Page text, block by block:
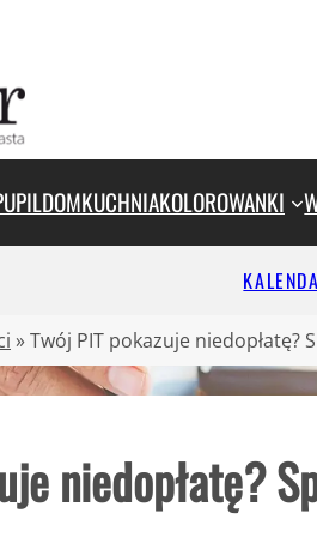
DOMKUCHNIAKOLOROWANKI
»Twój PIT pokazuje niedopłatę?
niedopłatę?